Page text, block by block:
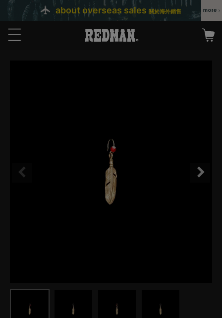
about overseas sales 關於海外銷售